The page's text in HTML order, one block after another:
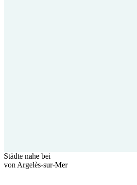
Städte nahe bei
von Argelès-sur-Mer